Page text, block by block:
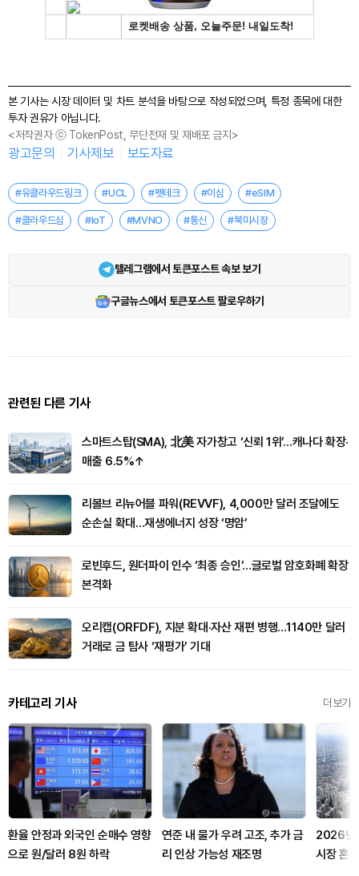
본 기사는 시장 데이터 및 차트 분석을 바탕으로 작성되었으며, 특정 종목에 대한
투자 권유가 아닙니다.
<저작권자 ⓒ TokenPost, 무단전재 및 재배포 금지>
광고문의 기사제보 보도자료
#유클라우드링크 #UCL #펫테크 #이심 #eSIM
#클라우드심 #IoT #MVNO #통신 #북미시장
텔레그램에서 토큰포스트 속보 보기
구글뉴스에서 토큰포스트 팔로우하기
관련된 다른 기사
스마트스탑(SMA), 北美 자가창고 ‘신뢰 1위’…캐나다 확장·
매출 6.5%↑
리볼브 리뉴어블 파워(REVVF), 4,000만 달러 조달에도
순손실 확대…재생에너지 성장 ‘명암’
로빈후드, 원더파이 인수 ‘최종 승인’…글로벌 암호화폐 확장
본격화
오리캡(ORFDF), 지분 확대·자산 재편 병행…1140만 달러
거래로 금 탐사 ‘재평가’ 기대
카테고리 기사 더보기
환율 안정과 외국인 순매수 영향
으로 원/달러 8원 하락
연준 내 물가 우려 고조, 추가 금
리 인상 가능성 재조명
2026년
시장 혼